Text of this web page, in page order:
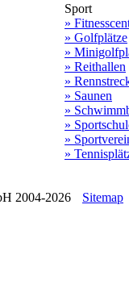
Sport
»
» Golfplätze
»
» Reithallen
»
» Saunen
»
»
»
»
2004-2026 Sitemap